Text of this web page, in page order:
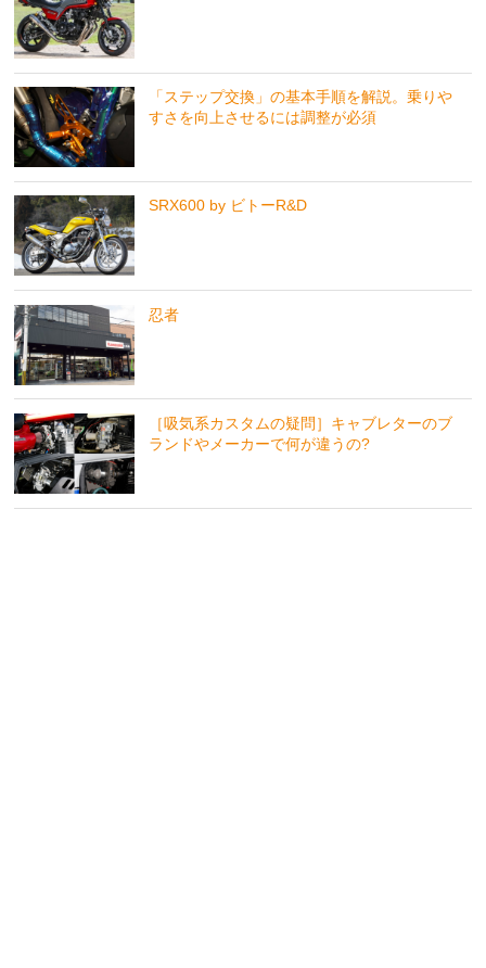
「ステップ交換」の基本手順を解説。乗りや
すさを向上させるには調整が必須
SRX600 by ビトーR&D
忍者
［吸気系カスタムの疑問］キャブレターのブ
ランドやメーカーで何が違うの?